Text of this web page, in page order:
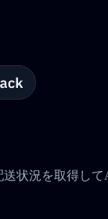
状況を取得して